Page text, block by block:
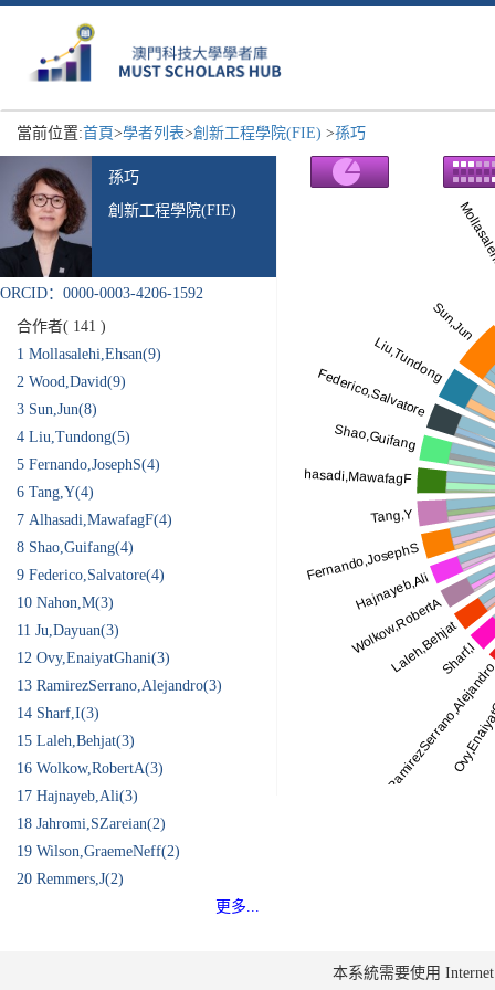
當前位置:首頁>學者列表>創新工程學院(FIE) >孫巧
孫巧
創新工程學院(FIE)
ORCID：0000-0003-4206-1592
合作者( 141 )
1 Mollasalehi,Ehsan(9)
2 Wood,David(9)
3 Sun,Jun(8)
4 Liu,Tundong(5)
5 Fernando,JosephS(4)
6 Tang,Y(4)
7 Alhasadi,MawafagF(4)
8 Shao,Guifang(4)
9 Federico,Salvatore(4)
10 Nahon,M(3)
11 Ju,Dayuan(3)
12 Ovy,EnaiyatGhani(3)
13 RamirezSerrano,Alejandro(3)
14 Sharf,I(3)
15 Laleh,Behjat(3)
16 Wolkow,RobertA(3)
17 Hajnayeb,Ali(3)
18 Jahromi,SZareian(2)
19 Wilson,GraemeNeff(2)
20 Remmers,J(2)
更多...
本系統需要使用